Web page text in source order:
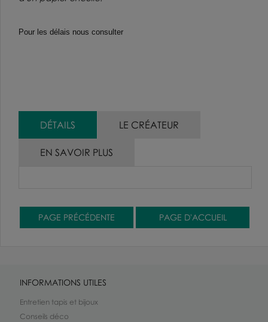
Pour les délais nous consulter
DÉTAILS LE CRÉATEUR
EN SAVOIR PLUS
INFORMATIONS UTILES
Entretien tapis et bijoux
Conseils déco